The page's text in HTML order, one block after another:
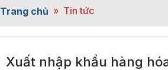
Trang chủ Tin tức
Xuất nhập khẩu hàng